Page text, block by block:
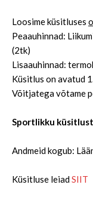
Loosime küsitluses
Peaauhinnad:
(2tk)
Lisaauhinnad:
Küsitlus on avatud
Võitjatega võtame
Sportlikku
Andmeid kogub:
Küsitluse leiadSIIT